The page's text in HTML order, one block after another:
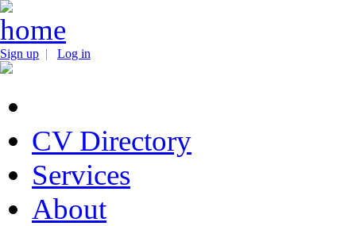
Sign up | Log in
CV Directory
Services
About